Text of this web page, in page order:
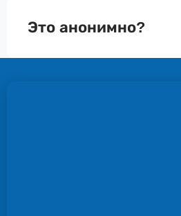
Это анонимно?